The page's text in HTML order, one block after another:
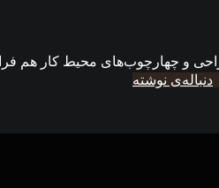
فراوانی داشته، طراحی و
دنباله‌ی نوشته